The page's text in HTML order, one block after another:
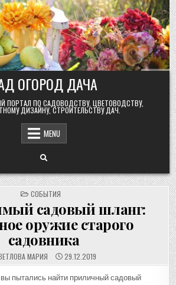
ОГОРОД ДАЧА
ПОРТАЛ ПО САДОВОДСТВУ, ЦВЕТОВОДСТВУ,
ДИЗАЙНУ, СТРОИТЕЛЬСТВУ ДАЧ.
MENU
POSTED
IN
СОБЫТИЯ
садовый шланг:
оружие старого
садовника
МАРИЯ 29.12.2019
вы пытались найти приличный садовый